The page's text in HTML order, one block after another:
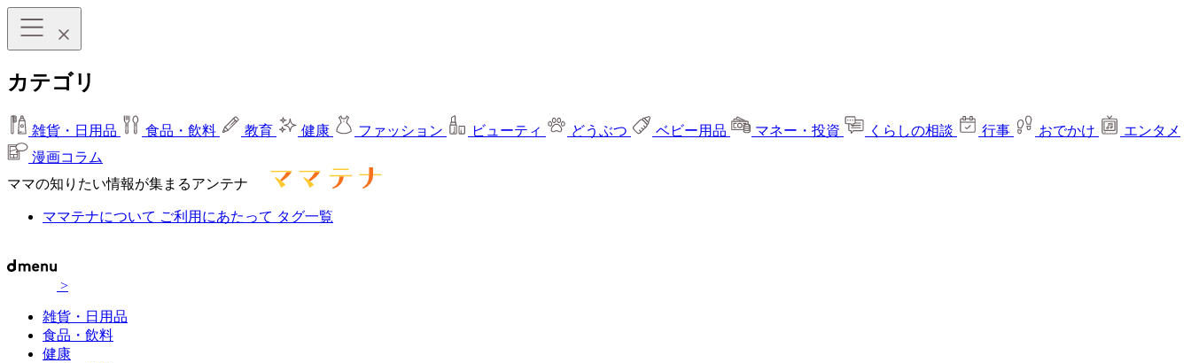
カテゴリ
雑貨・日用品 食品・飲料 教育 健康 ファッション ビューティ どうぶつ ベビー用品 マネー・投資 くらしの相談 行事 おでかけ
エンタメ
漫画コラム
ママの知りたい情報が集まるアンテナ
ママテナについて ご利用にあたって タグ一覧
>
雑貨・日用品
食品・飲料
健康